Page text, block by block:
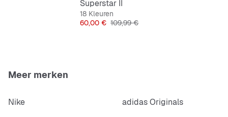
Superstar II
18 Kleuren
Prijs
60,00 € Originele Prijs
109,99 €
Meer merken
Nike
adidas Originals